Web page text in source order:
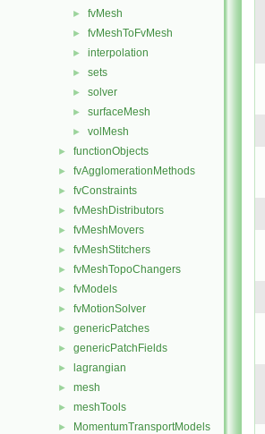
► fvMesh
► fvMeshToFvMesh
► interpolation
► sets
► solver
► surfaceMesh
► volMesh
► functionObjects
► fvAgglomerationMethods
► fvConstraints
► fvMeshDistributors
► fvMeshMovers
► fvMeshStitchers
► fvMeshTopoChangers
► fvModels
► fvMotionSolver
► genericPatches
► genericPatchFields
► lagrangian
► mesh
► meshTools
► MomentumTransportModels